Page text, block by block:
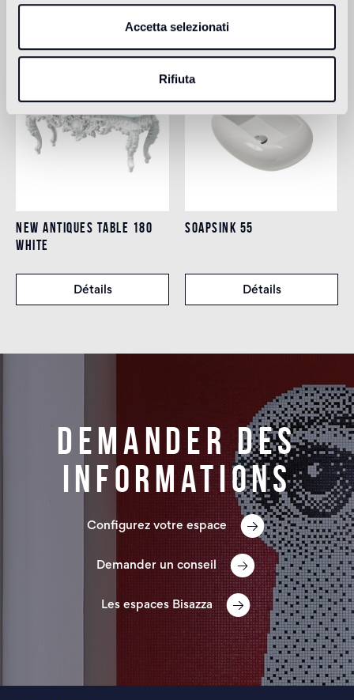
Accetta selezionati
Rifiuta
Prodotti Correlati
NEW ANTIQUES TABLE 180
WHITE
Détails
SOAPSINK 55
Détails
Demander des
informations
Configurez votre espace
Demander un conseil
Les espaces Bisazza